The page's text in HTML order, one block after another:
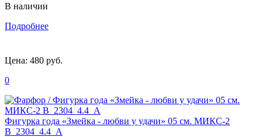
В наличии
Подробнее
Цена: 480 руб.
0
Фигурка года «Змейка - любви у удачи» 05 см. МИКС-2
B_2304_4.4_A